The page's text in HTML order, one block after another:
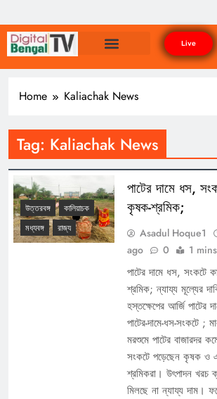
Live
Home Kaliachak News
Tag: Kaliachak News
উত্তরবঙ্গ
কালিয়াচক
মধ্যবঙ্গ
রাজ্য
পাটের দামে ধস,
কৃষক-শ্রমিক;
Asadul Hoque1
ago
0 1 mins
পাটের দামে ধস, সংকটে
শ্রমিক; ন্যায্য মূল্যের
হস্তক্ষেপের আর্জি পাটের
পাটের-দামে-ধস-সংকটে ;
মরশুমে পাটের বাজারদর
সংকটে পড়েছেন কৃষক ও
শ্রমিকরা। উৎপাদন খরচ
মিলছে না ন্যায্য দাম।